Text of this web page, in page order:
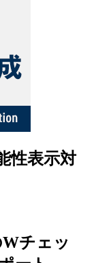
性表示対
チェッ